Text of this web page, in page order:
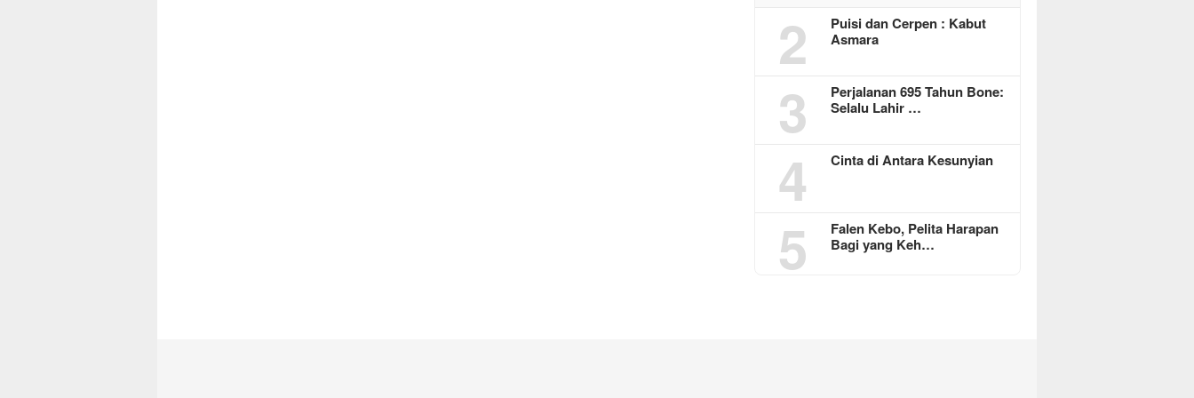
2
Puisi dan Cerpen : Kabut
Asmara
3
Perjalanan 695 Tahun Bone:
Selalu Lahir …
4 Cinta di Antara Kesunyian
5
Falen Kebo, Pelita Harapan
Bagi yang Keh…